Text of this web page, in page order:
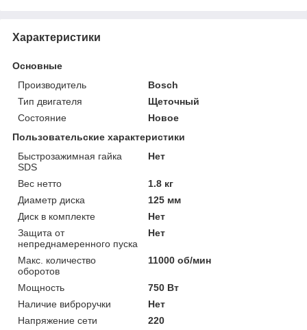
Характеристики
Основные
Производитель
Bosch
Тип двигателя
Щеточный
Состояние
Новое
Пользовательские характеристики
Быстрозажимная гайка
SDS
Нет
Вес нетто
1.8 кг
Диаметр диска
125 мм
Диск в комплекте
Нет
Защита от
непреднамеренного пуска
Нет
Макс. количество
оборотов
11000 об/мин
Мощность
750 Вт
Наличие виброручки
Нет
Напряжение сети
220